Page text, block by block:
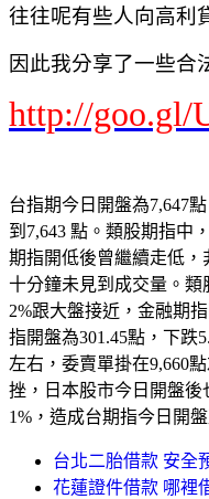
往往呢有些人向高利
因此我分享了一些合
http://goo.gl/
台指期今日開盤為7,647
到7,643 點。類股期指中
期指開低後曾繼續走低
十分鐘未見到成交量。
2%跟大盤接近，金融期
指開盤為301.45點，下跌
左右，委賣單掛在9,660
挫，日本股市今日開盤後
1%，造成台期指今日開
台北二胎借款 安全
花蓮證件借款 哪裡